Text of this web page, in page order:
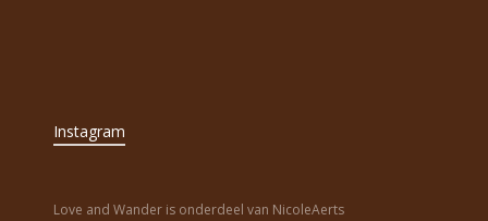
Instagram
Love and Wander is onderdeel van NicoleAerts